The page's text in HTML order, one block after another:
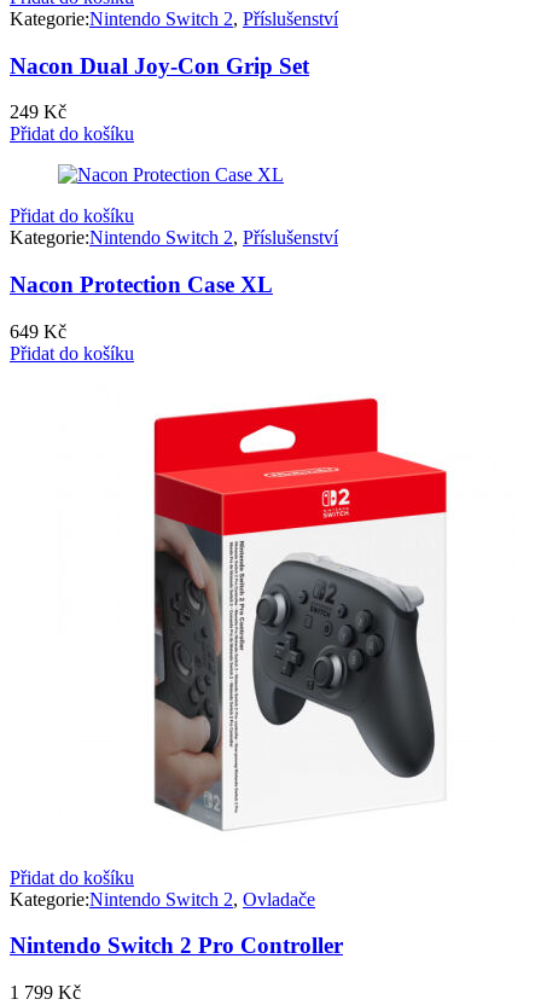
Kategorie:Nintendo Switch 2, Příslušenství
Nacon Dual Joy-Con Grip Set
249 Kč
Přidat do košíku
Přidat do košíku
Kategorie:Nintendo Switch 2, Příslušenství
Nacon Protection Case XL
649 Kč
Přidat do košíku
Přidat do košíku
Kategorie:Nintendo Switch 2, Ovladače
Nintendo Switch 2 Pro Controller
1 799 Kč